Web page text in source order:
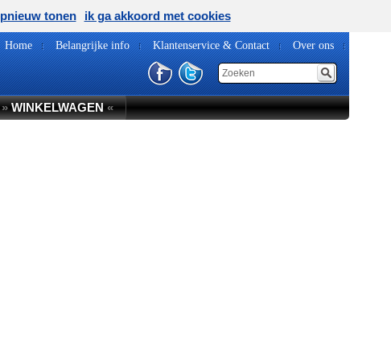
Home Belangrijke info Klantenservice & Contact Over ons
»WINKELWAGEN«
tonen ik ga akkoord met cookies